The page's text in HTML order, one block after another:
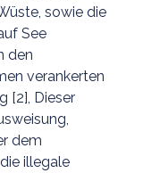
sowie die
See
den
verankerten
[2], Dieser
dem
illegale